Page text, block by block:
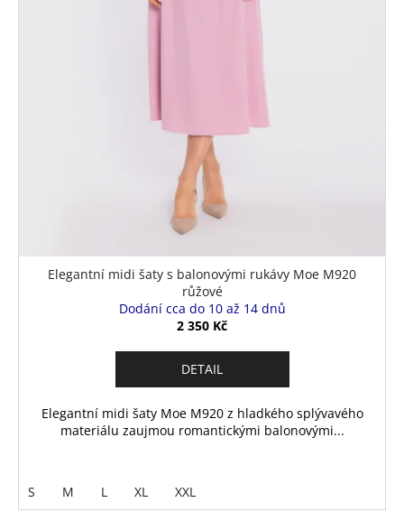
Elegantní midi šaty s balonovými rukávy Moe M920
růžové
Dodání cca do 10 až 14 dnů
2 350 Kč
DETAIL
Elegantní midi šaty Moe M920 z hladkého splývavého
materiálu zaujmou romantickými balonovými...
S M L XL XXL